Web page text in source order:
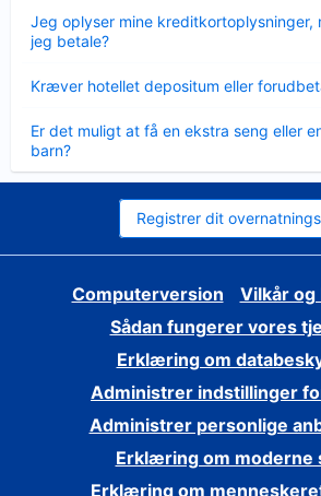
Jeg oplyser mine kreditkortoplysninger,
jeg betale?
Kræver hotellet depositum eller
Er det muligt at få en ekstra seng eller
barn?
Registrer dit
Computerversion
Vilkår
Sådan fungerer vores
Erklæring om
Administrer indstillinger
Administrer personlige
Erklæring om moderne
Erklæring om